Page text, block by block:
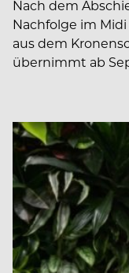
Nach dem
Nachfolge im
aus dem
übernimmt ab